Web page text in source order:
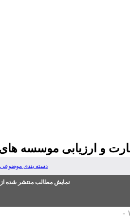
و ارزیابی موسسه
دسته بندی
نمایش مطالب منتشر شده از